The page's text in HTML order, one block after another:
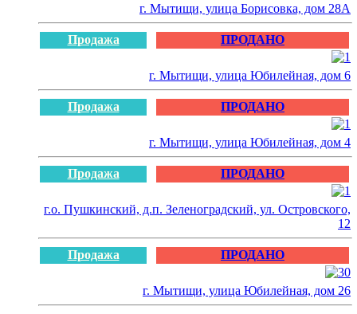
г. Мытищи, улица Борисовка, дом 28А
Продажа ПРОДАНО
г. Мытищи, улица Юбилейная, дом 6
Продажа ПРОДАНО
г. Мытищи, улица Юбилейная, дом 4
Продажа ПРОДАНО
г.о. Пушкинский, д.п. Зеленоградский, ул. Островского,
12
Продажа ПРОДАНО
г. Мытищи, улица Юбилейная, дом 26